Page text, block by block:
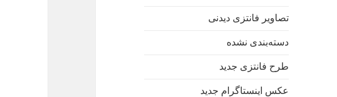
تصاویر فانتزی دیدنی
دسته‌بندی نشده
طرح فانتزی جدید
عکس اینستاگرام جدید